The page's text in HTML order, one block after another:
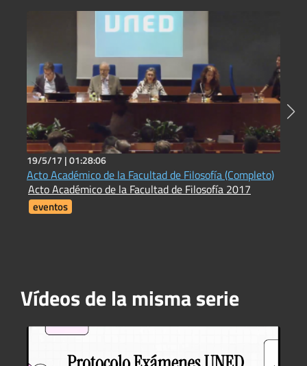
19/5/17 |01:28:06
Acto Académico de la Facultad de Filosofía (Completo)
Acto Académico de la Facultad de Filosofía 2017
eventos
Vídeos de la misma serie